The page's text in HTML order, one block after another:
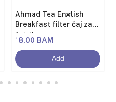
Ahmad Tea English
Breakfast filter čaj za
čajnik
18,00 BAM
Add